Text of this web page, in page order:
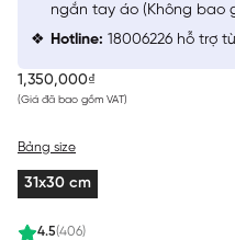
1,350,000₫
(Giá đã bao gồm VAT)
4.5(406)
Bảng size
31x30 cm
ngắn tay áo (Không bao
Hotline: 18006226 hỗ trợ